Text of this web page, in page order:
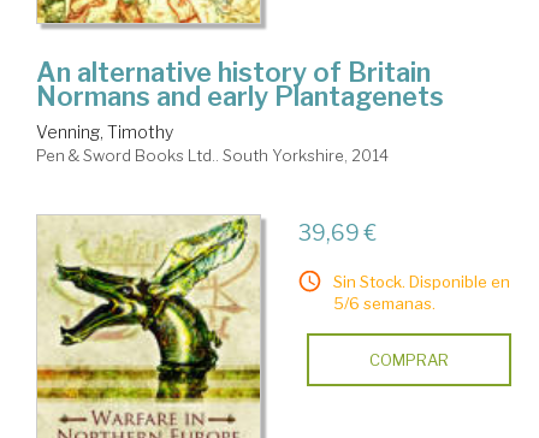
An alternative history of Britain
Normans and early Plantagenets
Venning, Timothy
Pen & Sword Books Ltd.. South Yorkshire, 2014
39,69 €
Sin Stock. Disponible en
5/6 semanas.
COMPRAR